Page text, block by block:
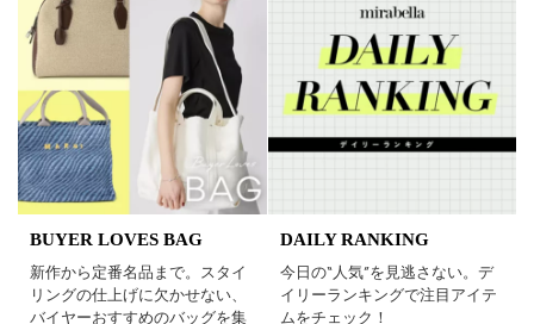
BUYER LOVES BAG
新作から定番名品まで。スタイ
リングの仕上げに欠かせない、
バイヤーおすすめのバッグを集
DAILY RANKING
今日の“人気”を見逃さない。デ
イリーランキングで注目アイテ
ムをチェック！